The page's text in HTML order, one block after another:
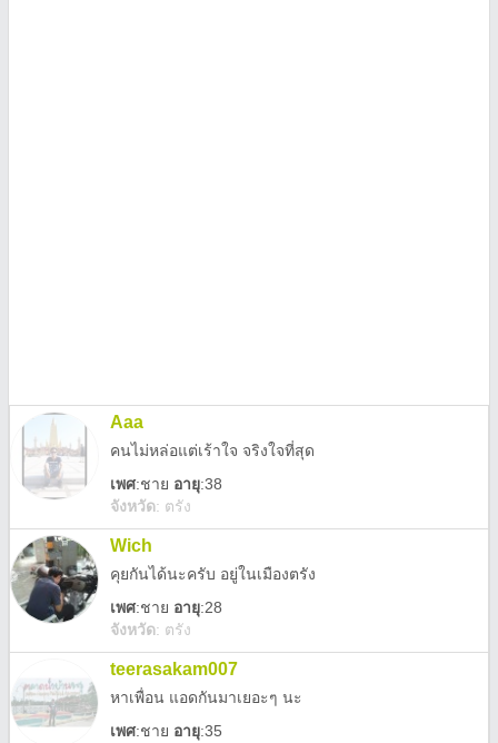
Aaa
คนไม่หล่อแต่เร้าใจ จริงใจที่สุด
เพศ:ชาย อายุ:38
จังหวัด: ตรัง
Wich
คุยกันได้นะครับ อยู่ในเมืองตรัง
เพศ:ชาย อายุ:28
จังหวัด: ตรัง
teerasakam007
หาเพื่อน แอดกันมาเยอะๆ นะ
เพศ:ชาย อายุ:35